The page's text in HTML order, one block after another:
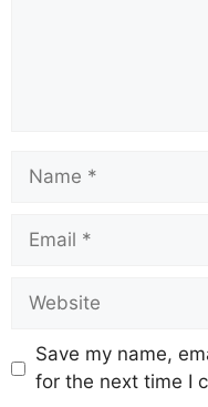
Save my name,
for the next time I